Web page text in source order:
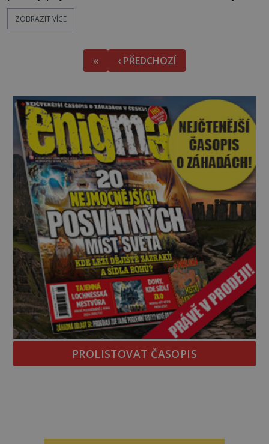
vysvětlení. Na začátku března jsme vás
informovali o události, která otřásla celým USA.
Oklahoma City, rostla kolem krku hříva. Záhada
zaujala vědce napříč celým světem. Odborníci
z univerzity v americkém Tenness
ZOBRAZIT VÍCE
« ‹ PŘEDCHOZÍ
PROLISTOVAT ČASOPIS